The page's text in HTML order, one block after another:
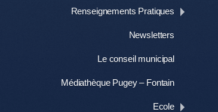
Renseignements Pratiques
Newsletters
Le conseil municipal
Médiathèque Pugey – Fontain
Ecole